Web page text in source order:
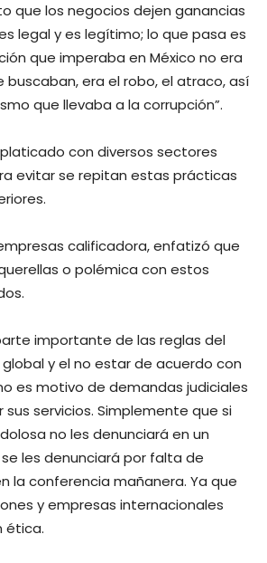
que los negocios dejen ganancias
legal y es legítimo; lo que pasa es
que imperaba en México no era
buscaban, era el robo, el atraco, así
que llevaba a la corrupción”.
con diversos sectores
evitar se repitan estas prácticas
calificadora, enfatizó que
o polémica con estos
importante de las reglas del
y el no estar de acuerdo con
es motivo de demandas judiciales
servicios. Simplemente que si
no les denunciará en un
les denunciará por falta de
la conferencia mañanera. Ya que
y empresas internacionales
ética.